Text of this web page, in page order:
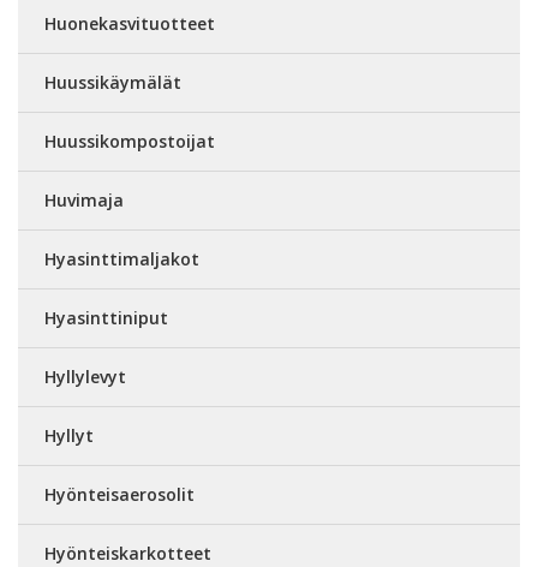
Huonekasvituotteet
Huussikäymälät
Huussikompostoijat
Huvimaja
Hyasinttimaljakot
Hyasinttiniput
Hyllylevyt
Hyllyt
Hyönteisaerosolit
Hyönteiskarkotteet